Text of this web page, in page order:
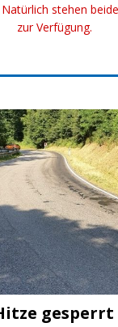
Natürlich stehen
zur Verfügung.
gesperrt